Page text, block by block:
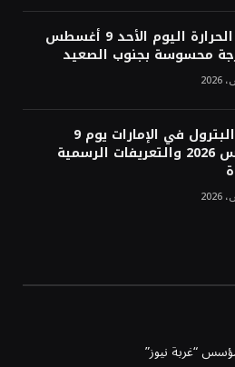
درجات الحرارة اليوم الأحد 9 أغسطس
أسعار البترول في الإمارات يوم 9
أغسطس 2026 والتعريفات الرسمية
“غربة نيوز”